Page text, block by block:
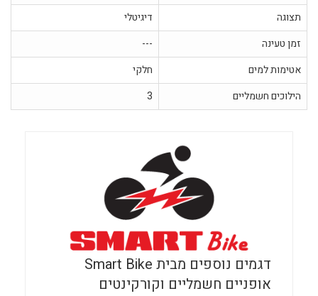
תצוגה
דיגיטלי
זמן טעינה
אטימות למים
חלקי
הילוכים חשמליים
דגמים נוספים מבית Smart Bike
אופניים חשמליים וקורקינטים